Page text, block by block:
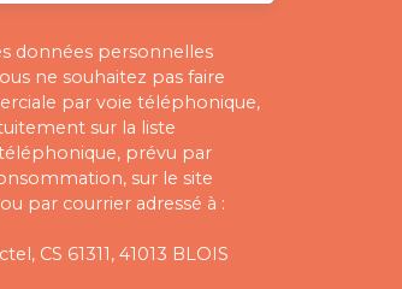
données personnelles
ne souhaitez pas faire
par voie téléphonique,
sur la liste
prévu par
sur le site
par courrier adressé à :
CS 61311, 41013 BLOIS